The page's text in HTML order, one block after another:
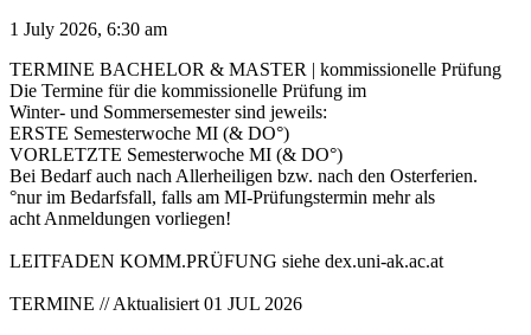
1 July 2026, 6:30 am
TERMINE BACHELOR & MASTER | kommissionelle Prüfung
Die Termine für die kommissionelle Prüfung im
Winter- und Sommersemester sind jeweils:
ERSTE Semesterwoche MI (& DO°)
VORLETZTE Semesterwoche MI (& DO°)
Bei Bedarf auch nach Allerheiligen bzw. nach den Osterferien.
°nur im Bedarfsfall, falls am MI-Prüfungstermin mehr als
acht Anmeldungen vorliegen!
LEITFADEN KOMM.PRÜFUNG siehe dex.uni-ak.ac.at
TERMINE // Aktualisiert 01 JUL 2026